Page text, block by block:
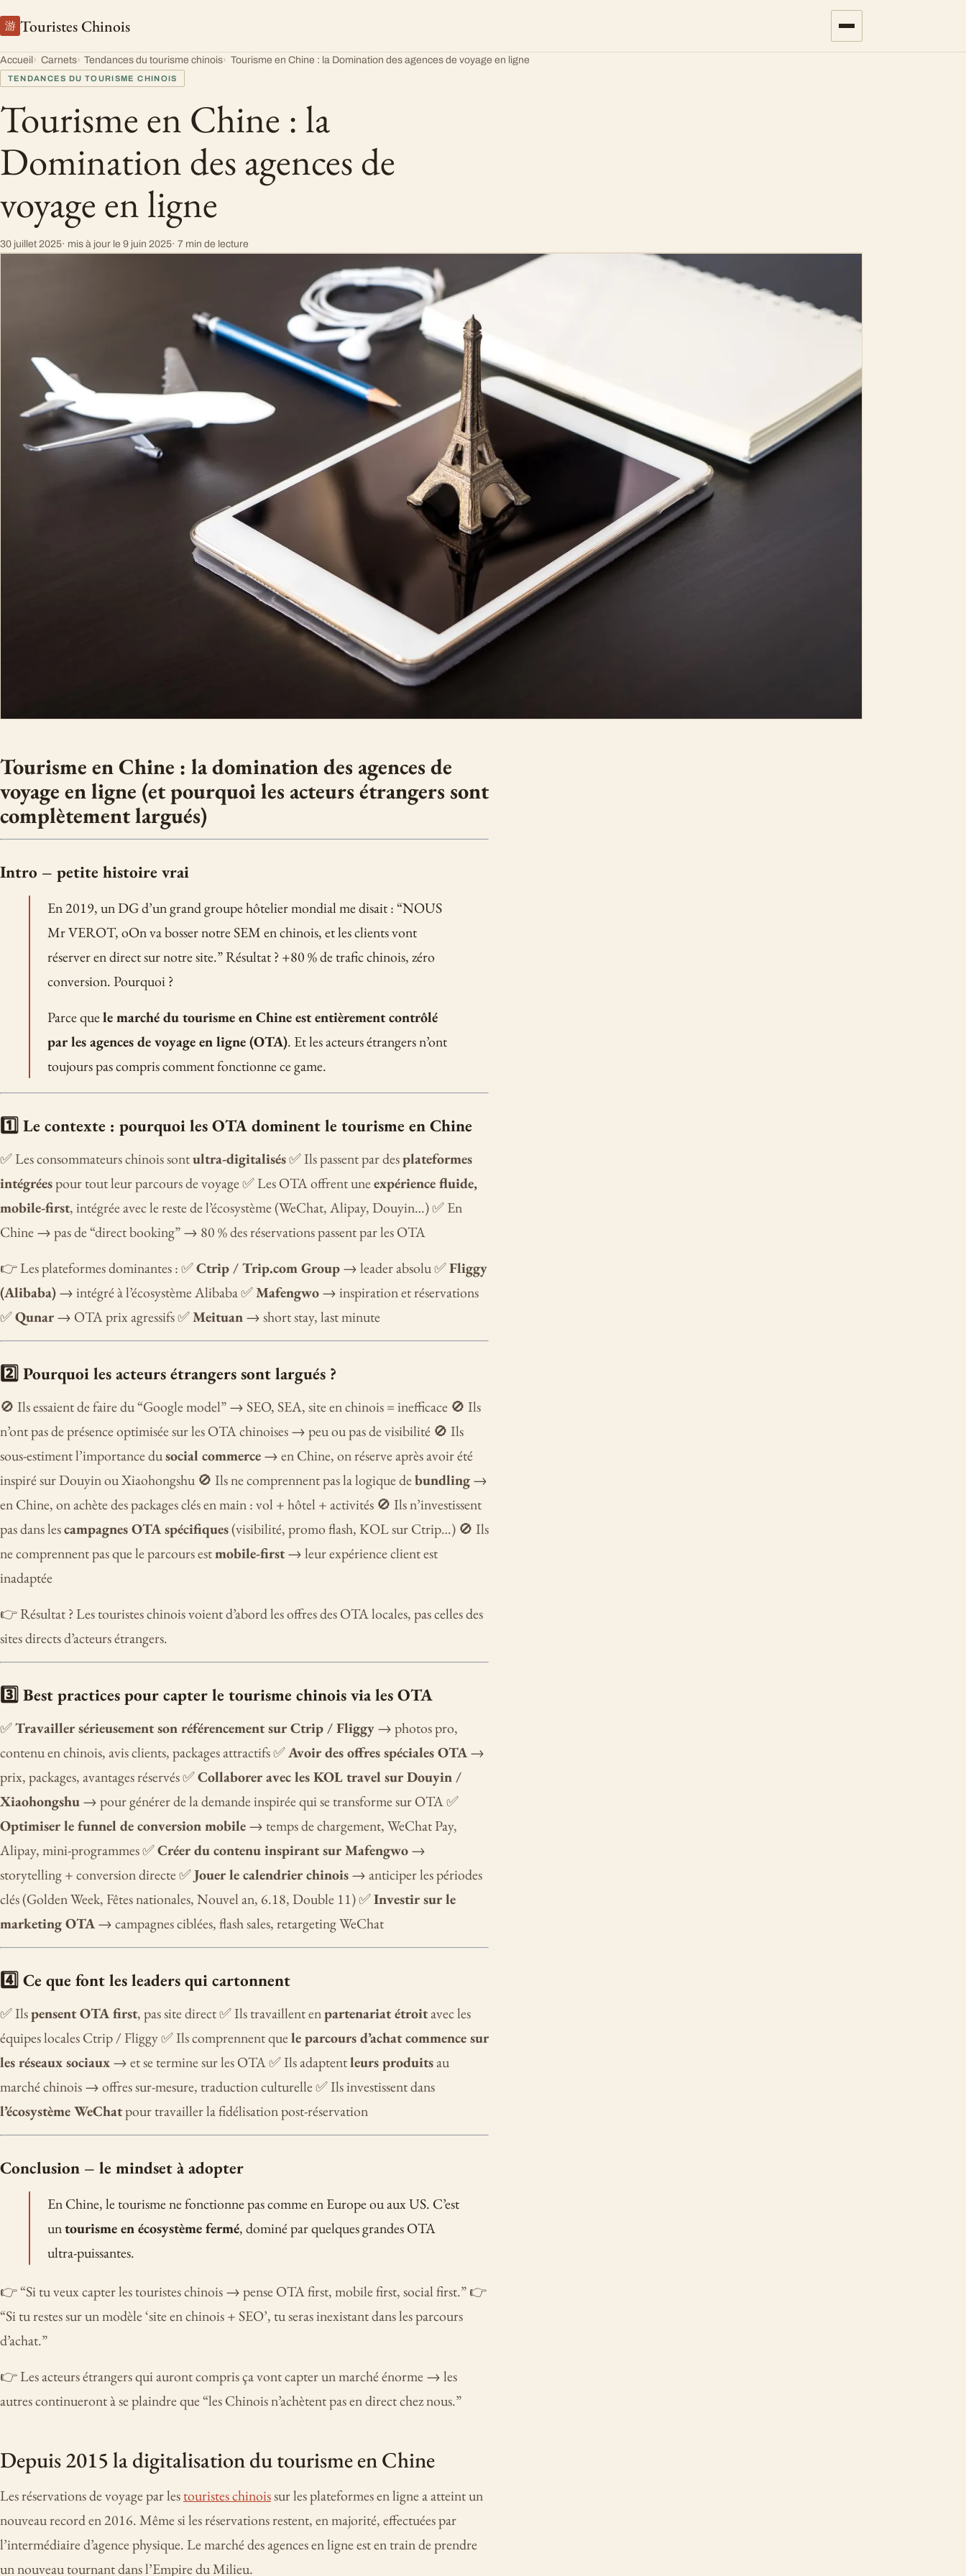
游 Touristes Chinois
Accueil Carnets Tendances du tourisme chinois Tourisme en Chine : la Domination des agences de voyage en ligne
TENDANCES DU TOURISME CHINOIS
Tourisme en Chine : la
Domination des agences de
voyage en ligne
30 juillet 2025· mis à jour le 9 juin 2025· 7 min de lecture
Tourisme en Chine : la domination des agences de
voyage en ligne (et pourquoi les acteurs étrangers sont
complètement largués)
Intro – petite histoire vrai
En 2019, un DG d’un grand groupe hôtelier mondial me disait : “NOUS
Mr VEROT, oOn va bosser notre SEM en chinois, et les clients vont
réserver en direct sur notre site.” Résultat ? +80 % de trafic chinois, zéro
conversion. Pourquoi ?
Parce quele marché du tourisme en Chine est entièrement contrôlé
par les agences de voyage en ligne (OTA). Et les acteurs étrangers n’ont
toujours pas compris comment fonctionne ce game.
1️⃣ Le contexte : pourquoi les OTA dominent le tourisme en Chine
✅ Les consommateurs chinois sontultra-digitalisés✅ Ils passent par desplateformes
intégréespour tout leur parcours de voyage ✅ Les OTA offrent uneexpérience fluide,
mobile-first, intégrée avec le reste de l’écosystème (WeChat, Alipay, Douyin…) ✅ En
Chine → pas de “direct booking” → 80 % des réservations passent par les OTA
👉 Les plateformes dominantes : ✅Ctrip / Trip.com Group→ leader absolu ✅Fliggy
(Alibaba)→ intégré à l’écosystème Alibaba ✅Mafengwo→ inspiration et réservations
✅Qunar→ OTA prix agressifs ✅Meituan→ short stay, last minute
2️⃣ Pourquoi les acteurs étrangers sont largués ?
🚫 Ils essaient de faire du “Google model” → SEO, SEA, site en chinois = inefficace 🚫 Ils
n’ont pas de présence optimisée sur les OTA chinoises → peu ou pas de visibilité 🚫 Ils
sous-estiment l’importance dusocial commerce→ en Chine, on réserve après avoir été
inspiré sur Douyin ou Xiaohongshu 🚫 Ils ne comprennent pas la logique debundling→
en Chine, on achète des packages clés en main : vol + hôtel + activités 🚫 Ils n’investissent
pas dans lescampagnes OTA spécifiques(visibilité, promo flash, KOL sur Ctrip…) 🚫 Ils
ne comprennent pas que le parcours estmobile-first→ leur expérience client est
inadaptée
👉 Résultat ? Les touristes chinois voient d’abord les offres des OTA locales, pas celles des
sites directs d’acteurs étrangers.
3️⃣ Best practices pour capter le tourisme chinois via les OTA
✅Travailler sérieusement son référencement sur Ctrip / Fliggy→ photos pro,
contenu en chinois, avis clients, packages attractifs ✅Avoir des offres spéciales OTA→
prix, packages, avantages réservés ✅Collaborer avec les KOL travel sur Douyin /
Xiaohongshu→ pour générer de la demande inspirée qui se transforme sur OTA ✅
Optimiser le funnel de conversion mobile→ temps de chargement, WeChat Pay,
Alipay, mini-programmes ✅Créer du contenu inspirant sur Mafengwo→
storytelling + conversion directe ✅Jouer le calendrier chinois→ anticiper les périodes
clés (Golden Week, Fêtes nationales, Nouvel an, 6.18, Double 11) ✅Investir sur le
marketing OTA→ campagnes ciblées, flash sales, retargeting WeChat
4️⃣ Ce que font les leaders qui cartonnent
✅ Ilspensent OTA first, pas site direct ✅ Ils travaillent enpartenariat étroitavec les
équipes locales Ctrip / Fliggy ✅ Ils comprennent quele parcours d’achat commence sur
les réseaux sociaux→ et se termine sur les OTA ✅ Ils adaptentleurs produitsau
marché chinois → offres sur-mesure, traduction culturelle ✅ Ils investissent dans
l’écosystème WeChatpour travailler la fidélisation post-réservation
Conclusion – le mindset à adopter
En Chine, le tourisme ne fonctionne pas comme en Europe ou aux US. C’est
untourisme en écosystème fermé, dominé par quelques grandes OTA
ultra-puissantes.
👉“Si tu veux capter les touristes chinois → pense OTA first, mobile first, social first.”👉
“Si tu restes sur un modèle ‘site en chinois + SEO’, tu seras inexistant dans les parcours
d’achat.”
👉 Les acteurs étrangers qui auront compris ça vont capter un marché énorme → les
autres continueront à se plaindre que “les Chinois n’achètent pas en direct chez nous.”
Depuis 2015 la digitalisation du tourisme en Chine
Les réservations de voyage par lestouristes chinoissur les plateformes en ligne a atteint un
nouveau record en 2016. Même si les réservations restent, en majorité, effectuées par
l’intermédiaire d’agence physique. Le marché des agences en ligne est en train de prendre
un nouveau tournant dans l’Empire du Milieu.